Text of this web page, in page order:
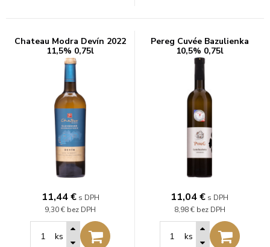
Chateau Modra Devín 2022
11,5% 0,75l
11,44 € s DPH
9,30 € bez DPH
ks
Pereg Cuvée Bazulienka
10,5% 0,75l
11,04€ s DPH
8,98 € bez DPH
ks